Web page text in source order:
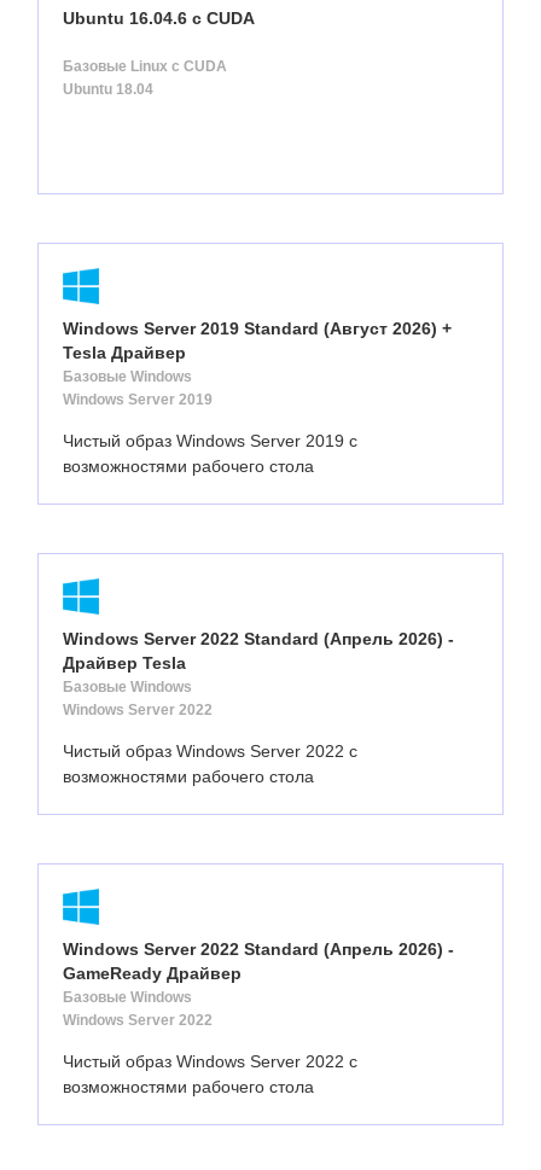
Ubuntu 16.04.6 с CUDA
Базовые Linux с CUDA
Ubuntu 18.04
Windows Server 2019 Standard (Август 2026) +
Tesla Драйвер
Базовые Windows
Windows Server 2019
Чистый образ Windows Server 2019 с
возможностями рабочего стола
Windows Server 2022 Standard (Апрель 2026) -
Драйвер Tesla
Базовые Windows
Windows Server 2022
Чистый образ Windows Server 2022 с
возможностями рабочего стола
Windows Server 2022 Standard (Апрель 2026) -
GameReady Драйвер
Базовые Windows
Windows Server 2022
Чистый образ Windows Server 2022 с
возможностями рабочего стола